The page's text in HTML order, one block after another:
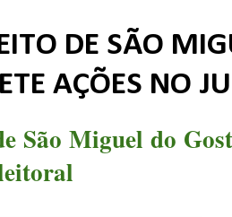
DE SÃO
AÇÕES NO
São Miguel do